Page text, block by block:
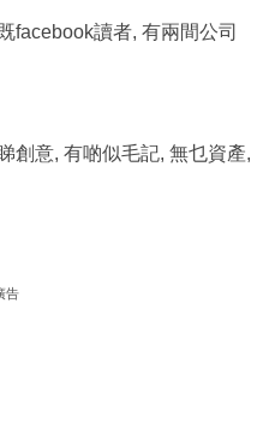
facebook讀者, 有兩間公司
創意, 有啲似毛記, 無乜資產,
告